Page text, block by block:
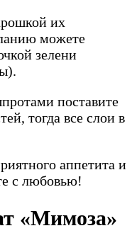
их
можете
зелени
поставите
тогда все слои в
аппетита и
с любовью!
«Мимоза»